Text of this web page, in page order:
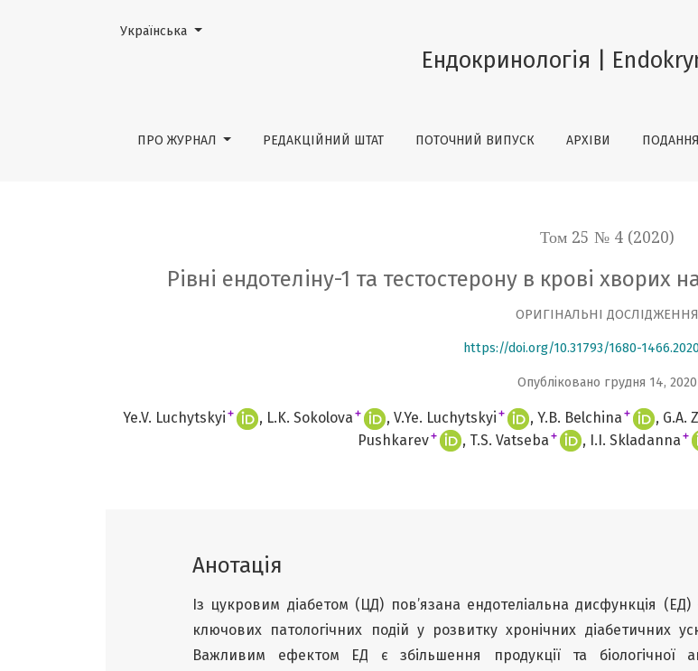
Рівні ендотеліну-1 та тестостерону в крові хворих на цукровий діабет 1-го та 2-го
Ендокринологія |
ПРО ЖУРНАЛ РЕДАКЦІЙНИЙ ШТАТ ПОТОЧНИЙ ВИПУСК АРХІВИ
Змінити мову. Поточною мовою є:
Українська
Том 25 № 4 (2020)
Рівні ендотеліну-1 та тестостерону в крові хворих
ОРИГІНАЛЬНІ ДОСЛІДЖЕННЯ
https://doi.org/10.31793/1680-
Опубліковано грудня 14, 2020
Ye.V. Luchytskyi + L.K. Sokolova + V.Ye. Luchytskyi + Y.B. Belchina + G.A.
Pushkarev+ T.S. Vatseba + I.I. Skladanna +
Анотація
Із цукровим діабетом (ЦД) пов’язана ендотеліальна дисфункція
ключових патологічних подій у розвитку хронічних діабетичних
Важливим ефектом ЕД є збільшення продукції та біологічної